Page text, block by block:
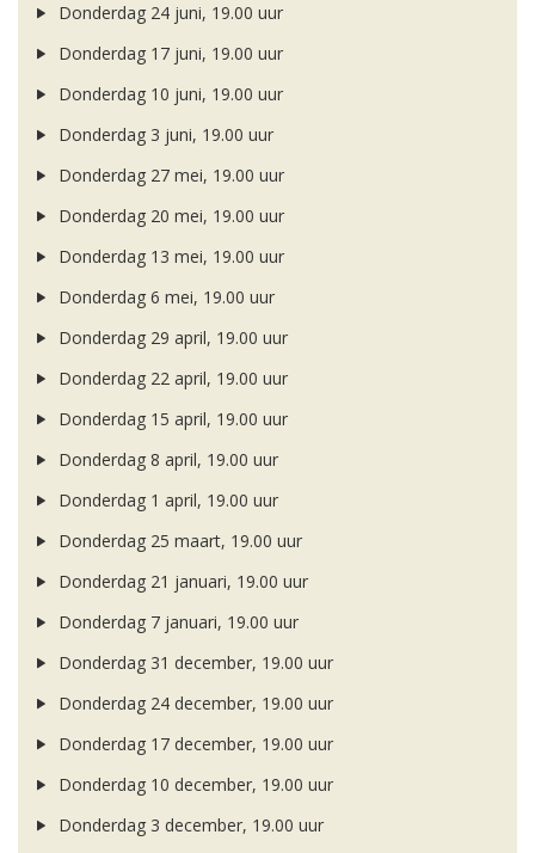
Donderdag 24 juni, 19.00 uur
Donderdag 17 juni, 19.00 uur
Donderdag 10 juni, 19.00 uur
Donderdag 3 juni, 19.00 uur
Donderdag 27 mei, 19.00 uur
Donderdag 20 mei, 19.00 uur
Donderdag 13 mei, 19.00 uur
Donderdag 6 mei, 19.00 uur
Donderdag 29 april, 19.00 uur
Donderdag 22 april, 19.00 uur
Donderdag 15 april, 19.00 uur
Donderdag 8 april, 19.00 uur
Donderdag 1 april, 19.00 uur
Donderdag 25 maart, 19.00 uur
Donderdag 21 januari, 19.00 uur
Donderdag 7 januari, 19.00 uur
Donderdag 31 december, 19.00 uur
Donderdag 24 december, 19.00 uur
Donderdag 17 december, 19.00 uur
Donderdag 10 december, 19.00 uur
Donderdag 3 december, 19.00 uur